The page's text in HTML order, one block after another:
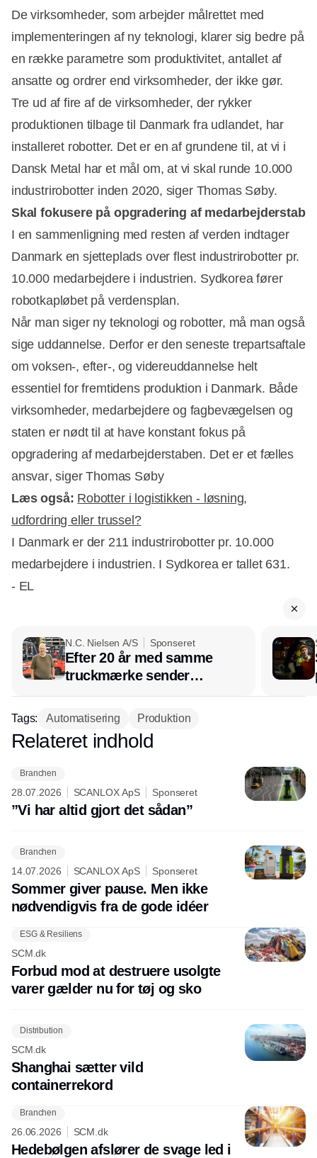
De virksomheder, som arbejder målrettet med
implementeringen af ny teknologi, klarer sig bedre på
en række parametre som produktivitet, antallet af
ansatte og ordrer end virksomheder, der ikke gør.
Tre ud af fire af de virksomheder, der rykker
produktionen tilbage til Danmark fra udlandet, har
installeret robotter. Det er en af grundene til, at vi i
Dansk Metal har et mål om, at vi skal runde 10.000
industrirobotter inden 2020, siger Thomas Søby.
Skal fokusere på opgradering af medarbejderstab
I en sammenligning med resten af verden indtager
Danmark en sjetteplads over flest industrirobotter pr.
10.000 medarbejdere i industrien. Sydkorea fører
robotkapløbet på verdensplan.
Når man siger ny teknologi og robotter, må man også
sige uddannelse. Derfor er den seneste trepartsaftale
om voksen-, efter-, og videreuddannelse helt
essentiel for fremtidens produktion i Danmark. Både
virksomheder, medarbejdere og fagbevægelsen og
staten er nødt til at have konstant fokus på
opgradering af medarbejderstaben. Det er et fælles
ansvar, siger Thomas Søby
Læs også: Robotter i logistikken - løsning,
udfordring eller trussel?
I Danmark er der 211 industrirobotter pr. 10.000
medarbejdere i industrien. I Sydkorea er tallet 631.
- EL
N.C. Nielsen A/S Sponseret
Efter 20 år med samme
truckmærke sender
lagerchef stafetten videre
hos INOX
Tags: Automatisering Produktion
Annonce
Relateret indhold
Branchen
28.07.2026 SCANLOX ApS Sponseret
”Vi har altid gjort det sådan”
Branchen
14.07.2026 SCANLOX ApS Sponseret
Sommer giver pause. Men ikke
nødvendigvis fra de gode idéer
ESG & Resiliens
SCM.dk
Forbud mod at destruere usolgte
varer gælder nu for tøj og sko
Distribution
SCM.dk
Shanghai sætter vild
containerrekord
Branchen
26.06.2026 SCM.dk
Hedebølgen afslører de svage led i